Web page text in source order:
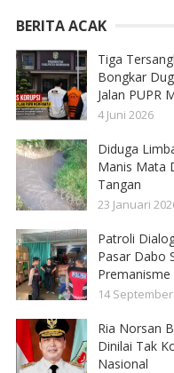
BERITA ACAK
Tiga
Bongkar
Jalan PUPR
4 Juni 2026
Diduga
Manis Mata
Tangan
23 Januari
Patroli
Pasar Dabo
Premanisme
14
Ria Norsan
Dinilai Tak
Nasional